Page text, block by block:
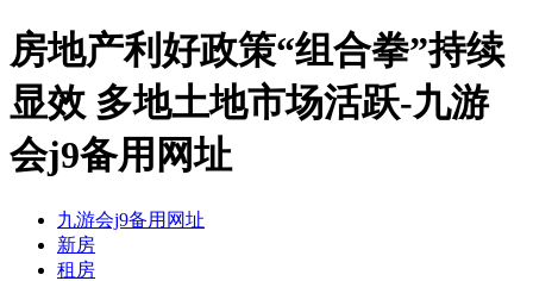
房地产利好政策“组合拳”持续
显效 多地土地市场活跃-九游
会j9备用网址
九游会j9备用网址
新房
租房